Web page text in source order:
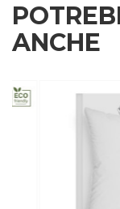
ANCHE